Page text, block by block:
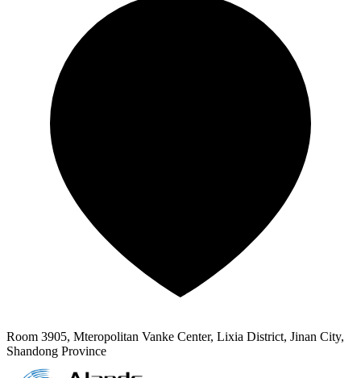
Room 3905, Mteropolitan Vanke Center, Lixia District, Jinan City,
Shandong Province